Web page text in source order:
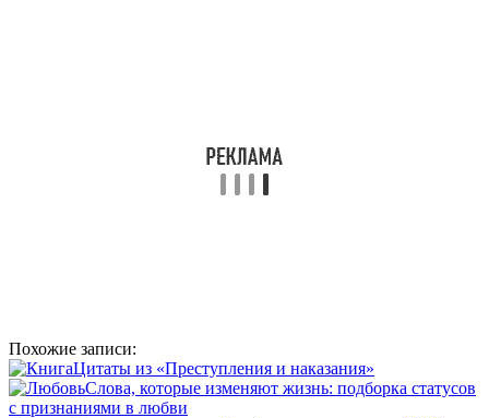
Похожие записи:
Цитаты из «Преступления и наказания»
Слова, которые изменяют жизнь: подборка статусов
с признаниями в любви